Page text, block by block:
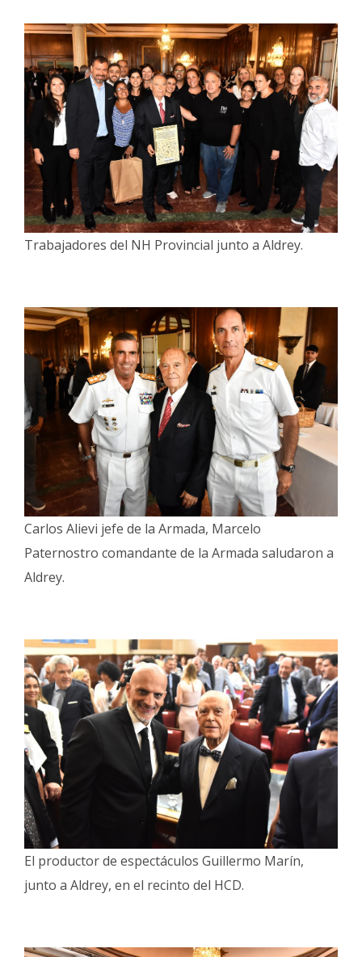
Trabajadores del NH Provincial junto a Aldrey.
Carlos Alievi jefe de la Armada, Marcelo
Paternostro comandante de la Armada saludaron a
Aldrey.
El productor de espectáculos Guillermo Marín,
junto a Aldrey, en el recinto del HCD.